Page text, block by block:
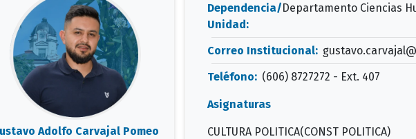
Adolfo Carvajal Pomeo
Dependencia/
Unidad:
Departamento Ciencias
Correo Institucional:
Teléfono: (606) 8727272 - Ext. 407
Asignaturas
CULTURA POLITICA(CONST POLITICA)